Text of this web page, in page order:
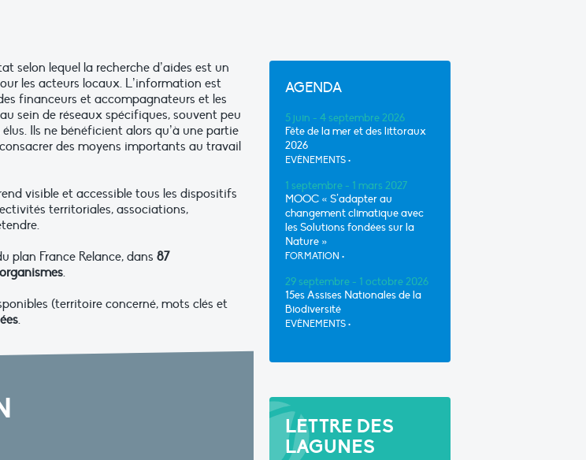
selon lequel la recherche d’aides est un
les acteurs locaux. L’information est
financeurs et accompagnateurs et les
sein de réseaux spécifiques, souvent peu
Ils ne bénéficient alors qu’à une partie
des moyens importants au travail
visible et accessible tous les dispositifs
territoriales, associations,
plan France Relance, dans 87
.
(territoire concerné, mots clés et
.
AGENDA
5 juin - 4 septembre 2026
Fête de la mer et des littoraux
2026
EVÈNEMENTS •
1 septembre - 1 mars 2027
MOOC « S’adapter au
changement climatique avec
les Solutions fondées sur la
Nature »
FORMATION •
29 septembre - 1 octobre 2026
15es Assises Nationales de la
Biodiversité
EVÈNEMENTS •
LETTRE DES
LAGUNES